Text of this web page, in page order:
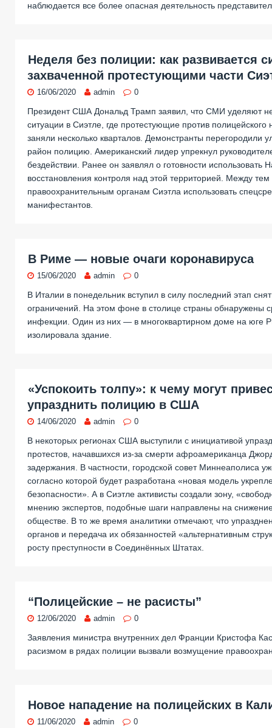
наблюдается все более опасная деятельность
Неделя без полиции: как развивается
захваченной протестующими части
16/06/2020 admin 0
Президент США Дональд Трамп заявил, что СМИ уделяют
ситуации в Сиэтле, где протестующие против
заняли несколько кварталов. Демонстранты перегородили
район полицию. Американский лидер упрекнул
бездействии. Ранее он заявлял о готовности использовать
восстановления контроля над этой территорией. Между тем
правоохранительным органам Сиэтла использовать
манифестантов.
В Риме — новые очаги коронавируса
15/06/2020 admin 0
В Италии в понедельник вступил в силу последний этап
ограничений. На этом фоне в столице страны обнаружены
инфекции. Один из них — в многоквартирном доме на юге
изолировала здание.
«Успокоить толпу»: к чему могут
упразднить полицию в США
14/06/2020 admin 0
В некоторых регионах США выступили с инициативой
протестов, начавшихся из-за смерти афроамериканца
задержания. В частности, городской совет Миннеаполиса
согласно которой будет разработана «новая модель
безопасности». А в Сиэтле активисты создали зону,
мнению экспертов, подобные шаги направлены на
обществе. В то же время аналитики отмечают, что
органов и передача их обязанностей «альтернативным
росту преступности в Соединённых Штатах.
“Полицейские – не расисты”
12/06/2020 admin 0
Заявления министра внутренних дел Франции Кристофа
расизмом в рядах полиции вызвали возмущение
Новое нападение на полицейских в
11/06/2020 admin 0